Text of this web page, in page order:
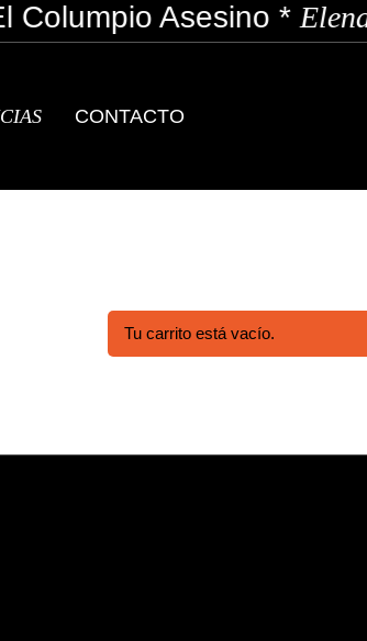
Columpio Asesino*Elena
CONTACTO
Tu carrito está vacío.